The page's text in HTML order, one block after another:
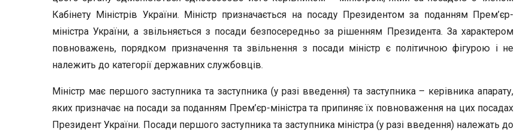
Кабінету Міністрів України. Міністр призначається на посаду Президентом за поданням Прем’єр-
міністра України, а звільняється з посади безпосередньо за рішенням Президента. За характером
повноважень, порядком призначення та звільнення з посади міністр є політичною фігурою і не
належить до категорії державних службовців.
Міністр має першого заступника та заступника (у разі введення) та заступника – керівника апарату,
яких призначає на посади за поданням Прем’єр-міністра та припиняє їх повноваження на цих посадах
Президент України. Посади першого заступника та заступника міністра (у разі введення) належать до